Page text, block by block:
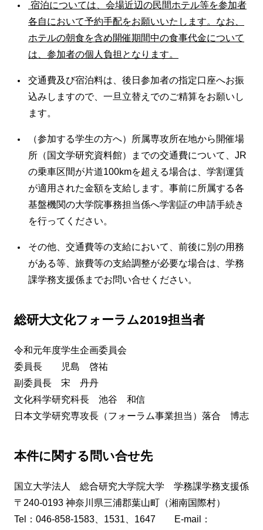
宿泊については、会場近辺の民間ホテル等を参加者
各自において予約手配をお願いいたします。なお、
ホテルの朝食を含め開催期間中の食事代金について
は、参加者の個人負担となります。
交通費及び宿泊料は、後日参加者の指定口座へお振
込みしますので、一旦立替えでのご精算をお願いし
ます。
（参加する学生の方へ）所属専攻所在地から開催場
所（国文学研究資料館）までの交通費について、JR
の乗車区間が片道100kmを超える場合は、学割運賃
が適用された金額を支給します。事前に所属する各
基盤機関の大学院事務担当係へ学割証の申請手続き
を行ってください。
その他、交通費等の支給において、前後に別の用務
がある等、旅費等の支給調整が必要な場合は、学務
課学務支援係までお問い合せください。
総研大文化フォーラム2019担当者
令和元年度学生企画委員会
委員長 児島 啓祐
副委員長 宋 丹丹
文化科学研究科長 池谷 和信
日本文学研究専攻長（フォーラム事業担当）落合 博志
本件に関する問い合せ先
国立大学法人 総合研究大学院大学 学務課学務支援係
〒240-0193 神奈川県三浦郡葉山町（湘南国際村）
Tel：046-858-1583、1531、1647 E-mail：